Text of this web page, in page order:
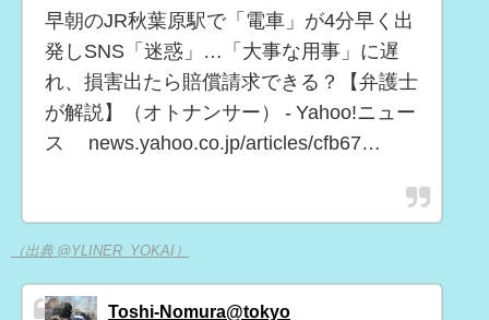
早朝のJR秋葉原駅で「電車」が4分早く出
発しSNS「迷惑」…「大事な用事」に遅
れ、損害出たら賠償請求できる？【弁護士
が解説】（オトナンサー） - Yahoo!ニュー
ス news.yahoo.co.jp/articles/cfb67…
（出典 @YLINER_YOKAI）
Toshi-Nomura@tokyo